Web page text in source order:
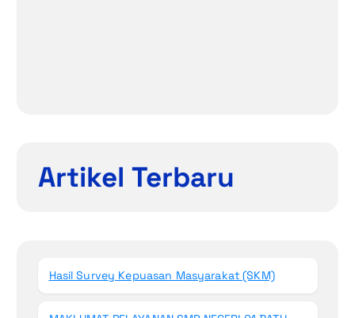
Artikel Terbaru
Hasil Survey Kepuasan Masyarakat (SKM)